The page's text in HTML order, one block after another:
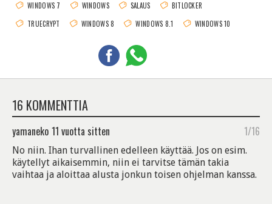
WINDOWS 7 WINDOWS SALAUS
BITLOCKER
TRUECRYPT
WINDOWS 8 WINDOWS 8.1 WINDOWS 10
16 KOMMENTTIA
yamaneko 11 vuotta sitten 1/16
No niin. Ihan turvallinen edelleen käyttää. Jos on esim.
käytellyt aikaisemmin, niin ei tarvitse tämän takia
vaihtaa ja aloittaa alusta jonkun toisen ohjelman kanssa.